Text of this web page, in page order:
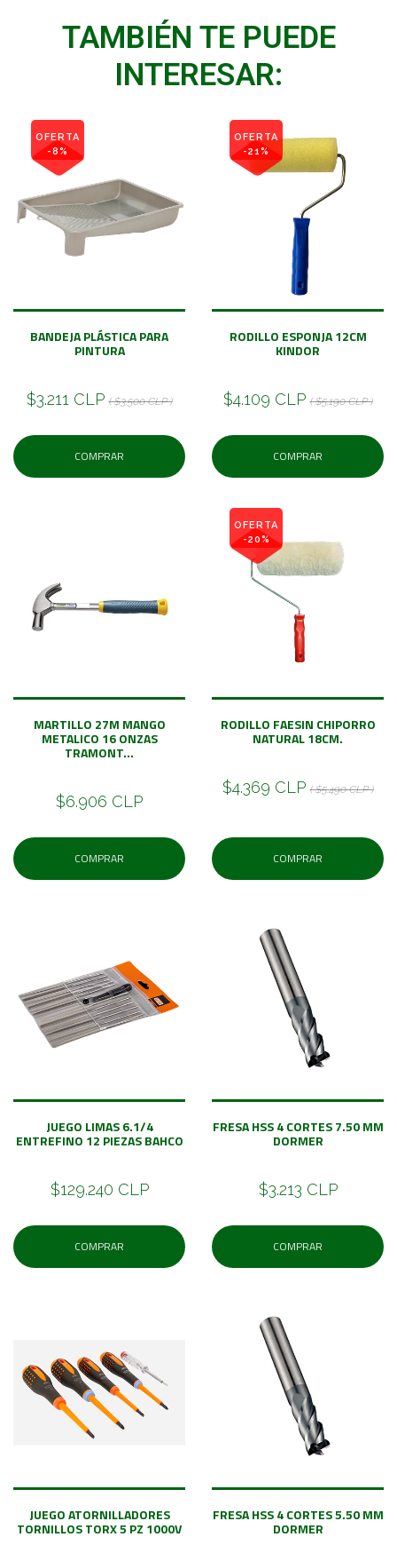
TAMBIÉN TE PUEDE
INTERESAR:
OFERTA
-8%
BANDEJA PLÁSTICA PARA
PINTURA
$3.211 CLP ( $3.500 CLP )
COMPRAR
OFERTA
-21%
RODILLO ESPONJA 12CM
KINDOR
$4.109 CLP ( $5.190 CLP )
COMPRAR
MARTILLO 27M MANGO
METALICO 16 ONZAS
TRAMONT...
$6.906 CLP
COMPRAR
OFERTA
-20%
RODILLO FAESIN CHIPORRO
NATURAL 18CM.
$4.369 CLP ( $5.490 CLP )
COMPRAR
JUEGO LIMAS 6.1/4
ENTREFINO 12 PIEZAS BAHCO
$129.240 CLP
COMPRAR
FRESA HSS 4 CORTES 7.50 MM
DORMER
$3.213 CLP
COMPRAR
JUEGO ATORNILLADORES
TORNILLOS TORX 5 PZ 1000V
FRESA HSS 4 CORTES 5.50 MM
DORMER